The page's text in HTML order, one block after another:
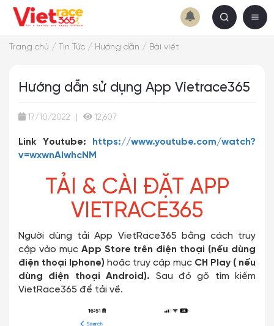
Trang chủ / Tin Tức / Hướng dẫn / Bài viết
Hướng dẫn sử dụng App Vietrace365
17/10/2022 12,607
Link Youtube:
https://www.youtube.com/watch?
v=wxwnAIwhcNM
TẢI & CÀI ĐẶT APP
VIETRACE365
Người dùng tải App VietRace365 bằng cách truy
cập vào mục App Store trên điện thoại (nếu dùng
điện thoại Iphone) hoặc truy cập mục CH Play ( nếu
dùng điện thoại Android). Sau đó gõ tìm kiếm
VietRace365 để tải về.